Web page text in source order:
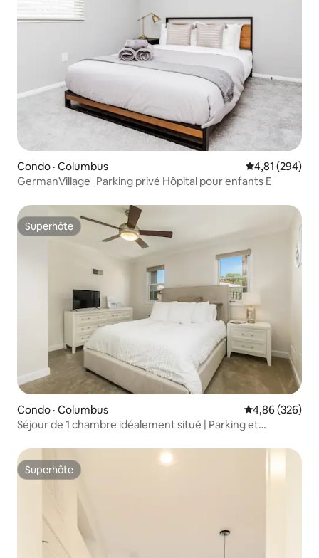
Condo · Columbus Note
4,81 (294)
GermanVillage_Parking privé Hôpital pour enfants E
Superhôte
Superhôte
Condo · Columbus Note
4,86 (326)
Séjour de 1 chambre idéalement situé | Parking et
Superhôte
Superhôte